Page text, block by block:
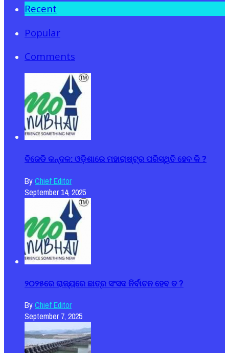
Recent
Popular
Comments
ବିଜେଡି କନ୍ଦଳ: ଓଡ଼ିଶାରେ ମହାରାଷ୍ଟ୍ର ପରିସ୍ଥିତି ହେବ କି ?
ByChief Editor
September 14, 2025
୨୦୨୫ରେ ରାଜ୍ୟରେ ଛାତ୍ର ସଂସଦ ନିର୍ବାଚନ ହେବ ତ ?
ByChief Editor
September 7, 2025